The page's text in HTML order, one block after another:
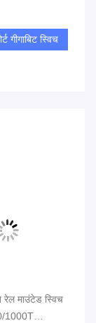
गीगाबिट स्विच
रेल माउंटेड स्विच
1000T